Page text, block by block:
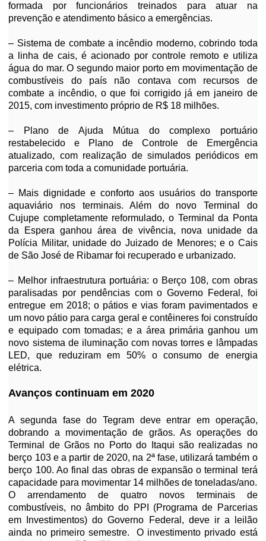
formada por funcionários treinados para atuar na
prevenção e atendimento básico a emergências.
– Sistema de combate a incêndio moderno, cobrindo toda
a linha de cais, é acionado por controle remoto e utiliza
água do mar. O segundo maior porto em movimentação de
combustíveis do país não contava com recursos de
combate a incêndio, o que foi corrigido já em janeiro de
2015, com investimento próprio de R$ 18 milhões.
– Plano de Ajuda Mútua do complexo portuário
restabelecido e Plano de Controle de Emergência
atualizado, com realização de simulados periódicos em
parceria com toda a comunidade portuária.
– Mais dignidade e conforto aos usuários do transporte
aquaviário nos terminais. Além do novo Terminal do
Cujupe completamente reformulado, o Terminal da Ponta
da Espera ganhou área de vivência, nova unidade da
Polícia Militar, unidade do Juizado de Menores; e o Cais
de São José de Ribamar foi recuperado e urbanizado.
– Melhor infraestrutura portuária: o Berço 108, com obras
paralisadas por pendências com o Governo Federal, foi
entregue em 2018; o pátios e vias foram pavimentados e
um novo pátio para carga geral e contêineres foi construído
e equipado com tomadas; e a área primária ganhou um
novo sistema de iluminação com novas torres e lâmpadas
LED, que reduziram em 50% o consumo de energia
elétrica.
Avanços continuam em 2020
A segunda fase do Tegram deve entrar em operação,
dobrando a movimentação de grãos. As operações do
Terminal de Grãos no Porto do Itaqui são realizadas no
berço 103 e a partir de 2020, na 2ª fase, utilizará também o
berço 100. Ao final das obras de expansão o terminal terá
capacidade para movimentar 14 milhões de toneladas/ano.
O arrendamento de quatro novos terminais de
combustíveis, no âmbito do PPI (Programa de Parcerias
em Investimentos) do Governo Federal, deve ir a leilão
ainda no primeiro semestre. O investimento privado está